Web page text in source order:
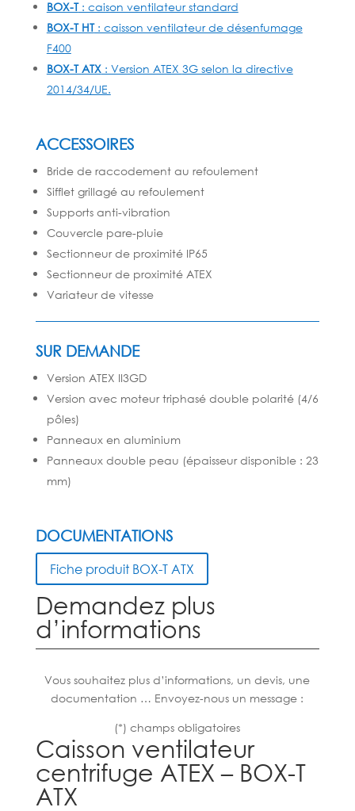
BOX-T: caison ventilateur standard
BOX-T HT: caisson ventilateur de désenfumage
F400
BOX-T ATX: Version ATEX 3G selon la directive
2014/34/UE.
ACCESSOIRES
Bride de raccodement au refoulement
Sifflet grillagé au refoulement
Supports anti-vibration
Couvercle pare-pluie
Sectionneur de proximité IP65
Sectionneur de proximité ATEX
Variateur de vitesse
SUR DEMANDE
Version ATEX II3GD
Version avec moteur triphasé double polarité (4/6
pôles)
Panneaux en aluminium
Panneaux double peau (épaisseur disponible : 23
mm)
DOCUMENTATIONS
Fiche produit BOX-T ATX
Demandez plus
d’informations
Vous souhaitez plus d’informations, un devis, une
documentation … Envoyez-nous un message :
(*) champs obligatoires
Caisson ventilateur
centrifuge ATEX – BOX-T
ATX